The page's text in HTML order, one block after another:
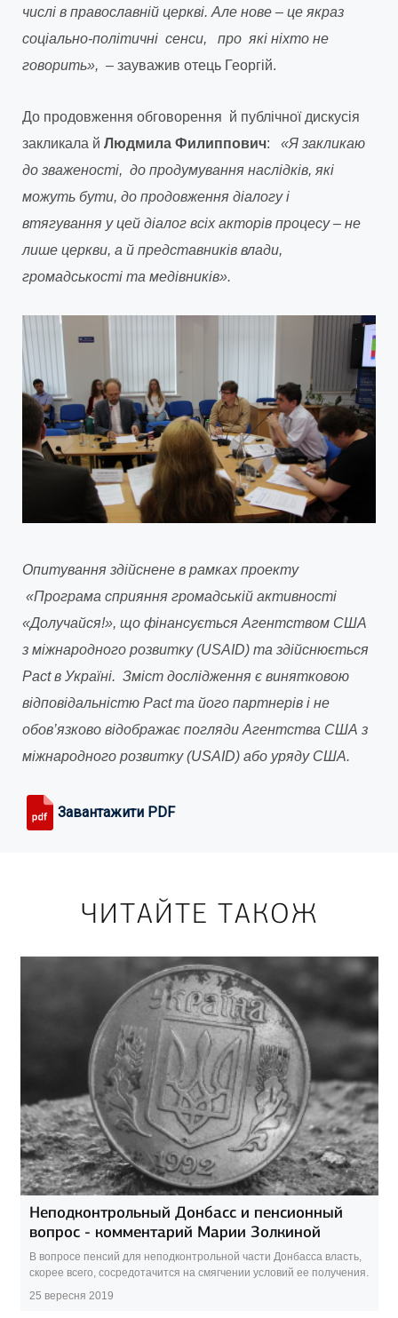
числі в православній церкві. Але нове – це якраз
соціально-політичні сенси, про які ніхто не
говорить», – зауважив отець Георгій.
До продовження обговорення й публічної дискусія
закликала й Людмила Филиппович:
«Я закликаю
до зваженості, до продумування наслідків, які
можуть бути, до продовження діалогу і
втягування у цей діалог всіх акторів процесу – не
лише церкви, а й представників влади,
громадськості та медівників».
Опитування здійснене в рамках проекту
«Програма сприяння громадській активності
«Долучайся!», що фінансується Агентством США
з міжнародного розвитку (USAID) та здійснюється
Pact в Україні. Зміст дослідження є винятковою
відповідальністю Pact та його партнерів i не
обов’язково відображає погляди Агентства США з
міжнародного розвитку (USAID) або уряду США.
Завантажити PDF
ЧИТАЙТЕ ТАКОЖ
Неподконтрольный Донбасс и пенсионный
вопрос - комментарий Марии Золкиной
В вопросе пенсий для неподконтрольной части Донбасса власть,
скорее всего, сосредотачится на смягчении условий ее получения.
25 вересня 2019